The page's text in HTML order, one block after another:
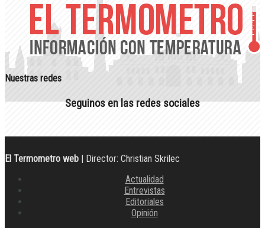
Nuestras redes
Seguinos en las redes sociales
El Termometro web | Director: Christian Skrilec
Actualidad
Entrevistas
Editoriales
Opinión